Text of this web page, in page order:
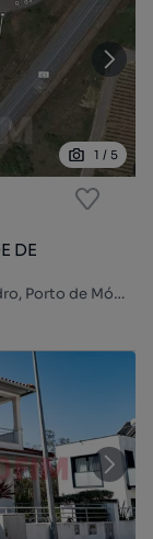
1 / 5
DE
Porto de Mós - São João Baptista e São Pedro, Porto de Mós, Leiria